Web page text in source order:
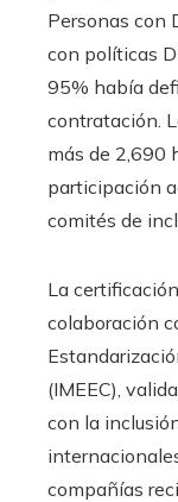
Personas con
con políticas
95% había
contratación.
más de 2,690
participación
comités de
La
colaboración
(IMEEC),
con la
compañías